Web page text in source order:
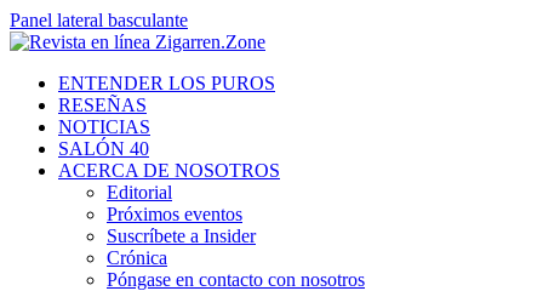
Panel lateral basculante
ENTENDER LOS PUROS
RESEÑAS
NOTICIAS
SALÓN 40
ACERCA DE NOSOTROS
Editorial
Próximos eventos
Suscríbete a Insider
Crónica
Póngase en contacto con nosotros